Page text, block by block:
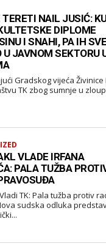
TERETI NAIL JUSIĆ:
DIPLOME
I SNAHI, PA IH SVE
JAVNOM SEKTORU
Gradskog vijeća Živinice
TK zbog sumnje u
VLADE IRFANA
PALA TUŽBA
TK: Pala tužba protiv